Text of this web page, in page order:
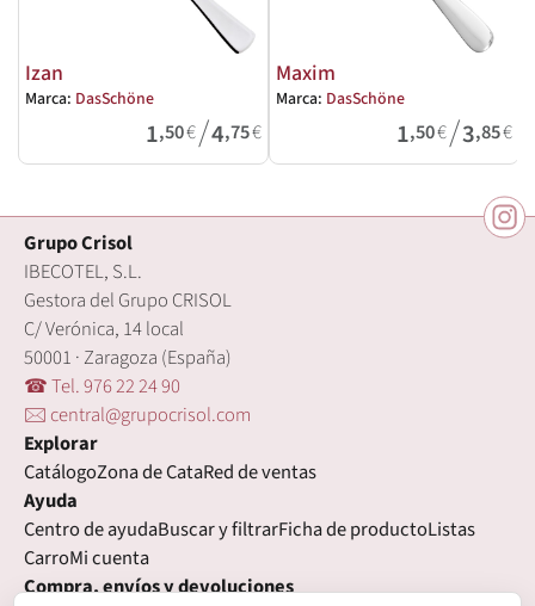
Izan
Marca: DasSchöne
1,50€/4,75€
Maxim
Marca: DasSchöne
1,50€/3,85€
Grupo Crisol
IBECOTEL, S.L.
Gestora del Grupo CRISOL
C/ Verónica, 14 local
50001 · Zaragoza (España)
☎ Tel. 976 22 24 90
🖂 central@grupocrisol.com
Explorar
CatálogoZona de CataRed de ventas
Ayuda
Centro de ayudaBuscar y filtrarFicha de productoListas
CarroMi cuenta
Compra, envíos y devoluciones